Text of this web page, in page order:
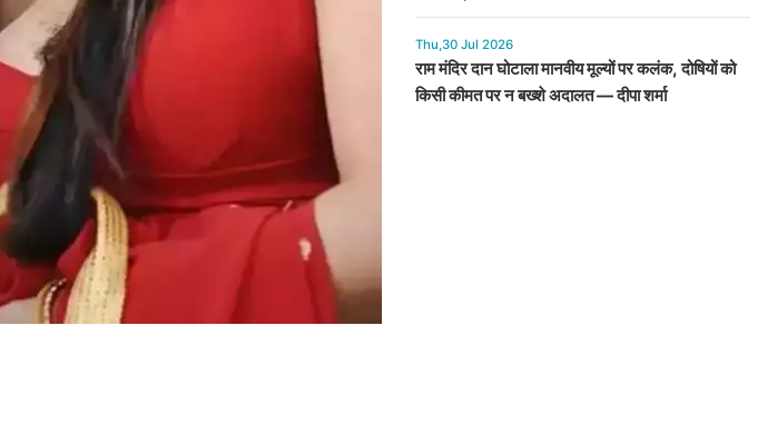
Thu,30 Jul 2026
राम मंदिर दान घोटाला मानवीय मूल्यों पर कलंक, दोषियों को
किसी कीमत पर न बख्शे अदालत — दीपा शर्मा